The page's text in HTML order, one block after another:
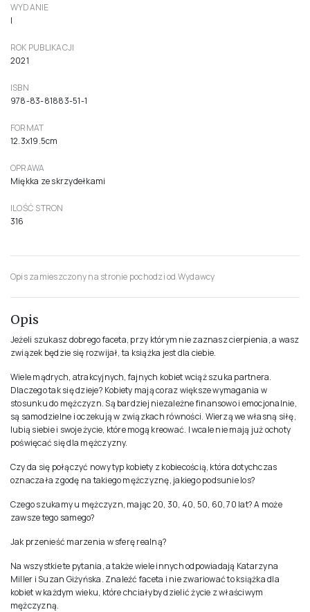
WYDANIE
I
ROK PUBLIKACJI
2021
ISBN
978-83-81883-51-1
FORMAT
12.3x19.5cm
OPRAWA
Miękka ze skrzydełkami
ILOŚĆ STRON
316
Opis zamieszczony na stronie pochodzi od Wydawcy
Opis
Jeżeli szukasz dobrego faceta, przy którym nie zaznasz cierpienia, a wasz
związek będzie się rozwijał, ta książka jest dla ciebie.
Wiele mądrych, atrakcyjnych, fajnych kobiet wciąż szuka partnera.
Dlaczego tak się dzieje? Kobiety mają coraz większe wymagania w
stosunku do mężczyzn. Są bardziej niezależne finansowo i emocjonalnie,
są samodzielne i oczekują w związkach równości. Wierzą we własną siłę,
lubią siebie i swoje życie, które mogą kreować. I wcale nie mają już ochoty
poświęcać się dla mężczyzny.
Czy da się połączyć nowy typ kobiety z kobiecością, która dotychczas
oznaczała zgodę na takiego mężczyznę, jakiego podsunie los?
Czego szukamy u mężczyzn, mając 20, 30, 40, 50, 60, 70 lat? A może
zawsze tego samego?
Jak przenieść marzenia w sferę realną?
Na wszystkie te pytania, a także wiele innych odpowiadają Katarzyna
Miller i Suzan Giżyńska. Znaleźć faceta i nie zwariowaćto książka dla
kobiet w każdym wieku, które chciałyby dzielić życie z właściwym
mężczyzną.